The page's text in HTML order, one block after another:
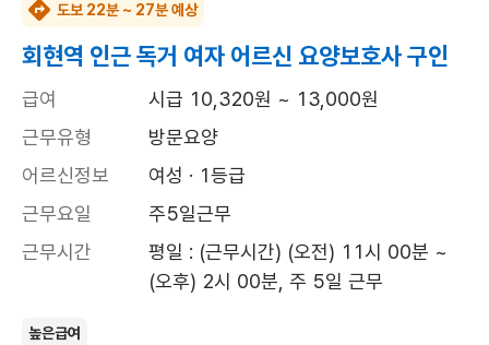
도보 22분 ~ 27분 예상
회현역 인근 독거 여자 어르신 요양보호사 구인
급여
시급 10,320원 ~ 13,000원
근무유형
방문요양
어르신정보
여성 · 1등급
근무요일
주5일근무
근무시간
평일 : (근무시간) (오전) 11시 00분 ~
(오후) 2시 00분, 주 5일 근무
높은급여